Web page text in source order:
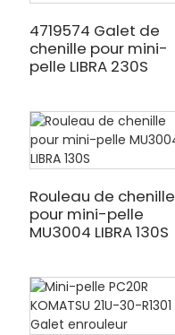
4719574 Galet de
chenille pour mini-
pelle LIBRA 230S
Rouleau de chenille
pour mini-pelle
MU3004 LIBRA 130S